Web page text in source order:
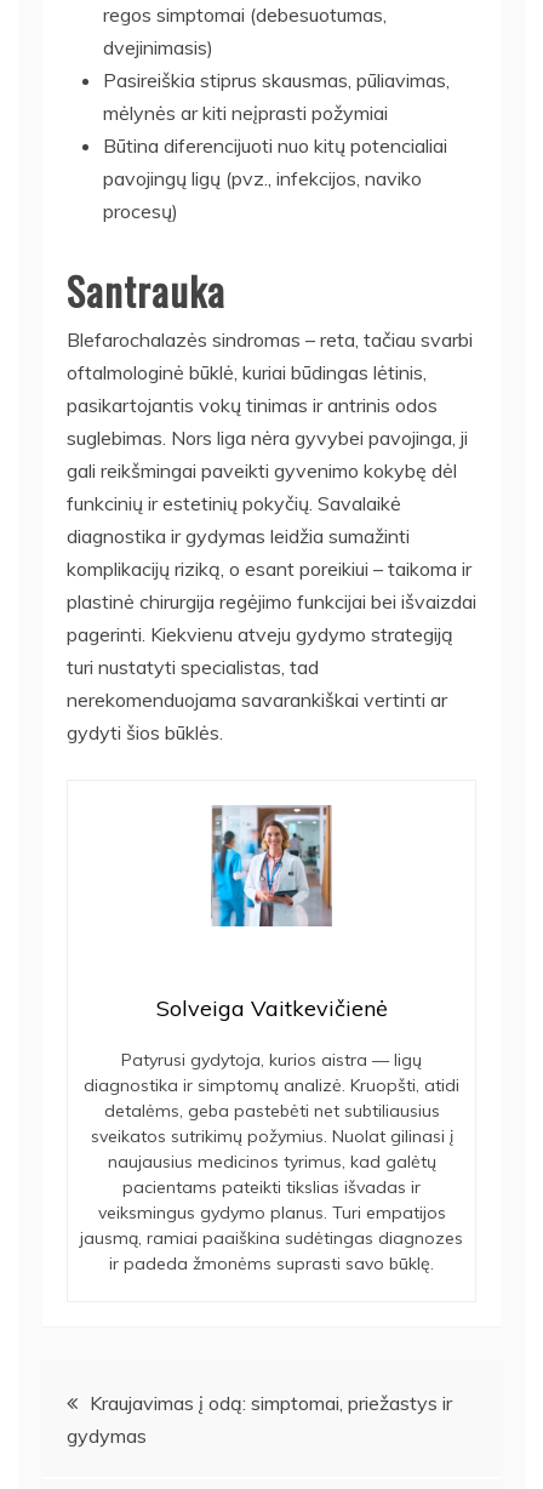
regos simptomai (debesuotumas,
dvejinimasis)
Pasireiškia stiprus skausmas, pūliavimas,
mėlynės ar kiti neįprasti požymiai
Būtina diferencijuoti nuo kitų potencialiai
pavojingų ligų (pvz., infekcijos, naviko
procesų)
Santrauka
Blefarochalazės sindromas – reta, tačiau svarbi
oftalmologinė būklė, kuriai būdingas lėtinis,
pasikartojantis vokų tinimas ir antrinis odos
suglebimas. Nors liga nėra gyvybei pavojinga, ji
gali reikšmingai paveikti gyvenimo kokybę dėl
funkcinių ir estetinių pokyčių. Savalaikė
diagnostika ir gydymas leidžia sumažinti
komplikacijų riziką, o esant poreikiui – taikoma ir
plastinė chirurgija regėjimo funkcijai bei išvaizdai
pagerinti. Kiekvienu atveju gydymo strategiją
turi nustatyti specialistas, tad
nerekomenduojama savarankiškai vertinti ar
gydyti šios būklės.
Solveiga Vaitkevičienė
Patyrusi gydytoja, kurios aistra — ligų
diagnostika ir simptomų analizė. Kruopšti, atidi
detalėms, geba pastebėti net subtiliausius
sveikatos sutrikimų požymius. Nuolat gilinasi į
naujausius medicinos tyrimus, kad galėtų
pacientams pateikti tikslias išvadas ir
veiksmingus gydymo planus. Turi empatijos
jausmą, ramiai paaiškina sudėtingas diagnozes
ir padeda žmonėms suprasti savo būklę.
Navigacija
tarp
Kraujavimas į odą: simptomai, priežastys ir
gydymas